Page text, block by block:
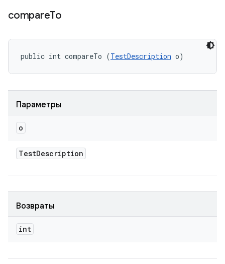
compareTo
public int compareTo (TestDescription o)
Параметры
o
TestDescription
Возвраты
int